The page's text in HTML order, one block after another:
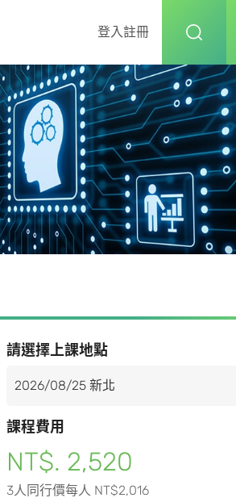
登入註冊
請選擇上課地點
課程費用
NT$. 2,520
3人同行價每人 NT$2,016